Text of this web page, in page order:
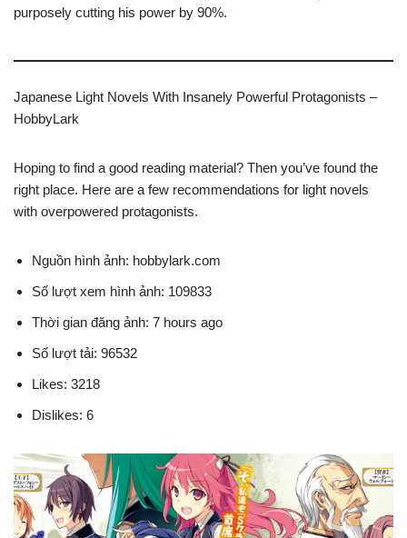
purposely cutting his power by 90%.
Japanese Light Novels With Insanely Powerful Protagonists –
HobbyLark
Hoping to find a good reading material? Then you’ve found the
right place. Here are a few recommendations for light novels
with overpowered protagonists.
Nguồn hình ảnh: hobbylark.com
Số lượt xem hình ảnh: 109833
Thời gian đăng ảnh: 7 hours ago
Số lượt tải: 96532
Likes: 3218
Dislikes: 6